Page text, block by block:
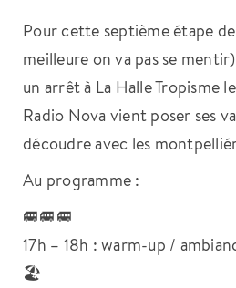
Pour cette septième étape
meilleure on va pas se
un arrêt à La Halle Tropisme
Radio Nova vient poser ses
découdre avec les
Au programme :
🚐🚐🚐
17h – 18h : warm-up /
🏖